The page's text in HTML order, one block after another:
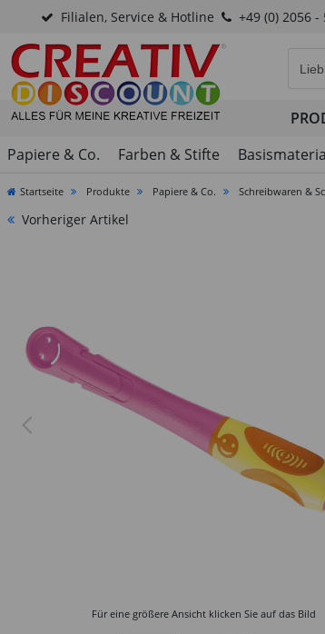
Filialen, Service & Hotline +49 (0) 2056 -
Papiere & Co.
Farben & Stifte
Startseite Produkte Papiere & Co. Schreibwaren &
Vorheriger Artikel
Für eine größere Ansicht klicken Sie auf das Bild